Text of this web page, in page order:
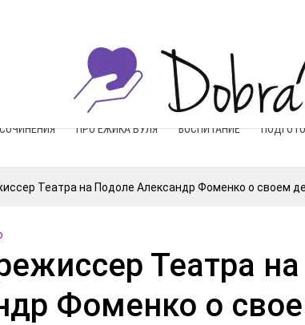
ПРО ЕЖИКА БУЛЯ ВОСПИТАНИЕ
Театра на Подоле Александр Фоменко о своем
Театра
Фоменко о